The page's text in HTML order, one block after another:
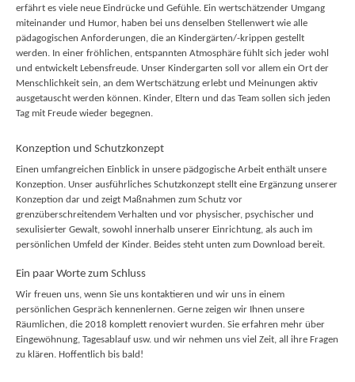
erfährt es viele neue Eindrücke und Gefühle. Ein wertschätzender Umgang
miteinander und Humor, haben bei uns denselben Stellenwert wie alle
pädagogischen Anforderungen, die an Kindergärten/-krippen gestellt
werden. In einer fröhlichen, entspannten Atmosphäre fühlt sich jeder wohl
und entwickelt Lebensfreude. Unser Kindergarten soll vor allem ein Ort der
Menschlichkeit sein, an dem Wertschätzung erlebt und Meinungen aktiv
ausgetauscht werden können. Kinder, Eltern und das Team sollen sich jeden
Tag mit Freude wieder begegnen.
Konzeption und Schutzkonzept
Einen umfangreichen Einblick in unsere pädgogische Arbeit enthält unsere
Konzeption. Unser ausführliches Schutzkonzept stellt eine Ergänzung unserer
Konzeption dar und zeigt Maßnahmen zum Schutz vor
grenzüberschreitendem Verhalten und vor physischer, psychischer und
sexulisierter Gewalt, sowohl innerhalb unserer Einrichtung, als auch im
persönlichen Umfeld der Kinder. Beides steht unten zum Download bereit.
Ein paar Worte zum Schluss
Wir freuen uns, wenn Sie uns kontaktieren und wir uns in einem
persönlichen Gespräch kennenlernen. Gerne zeigen wir Ihnen unsere
Räumlichen, die 2018 komplett renoviert wurden. Sie erfahren mehr über
Eingewöhnung, Tagesablauf usw. und wir nehmen uns viel Zeit, all ihre Fragen
zu klären. Hoffentlich bis bald!